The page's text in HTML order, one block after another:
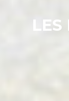
LES